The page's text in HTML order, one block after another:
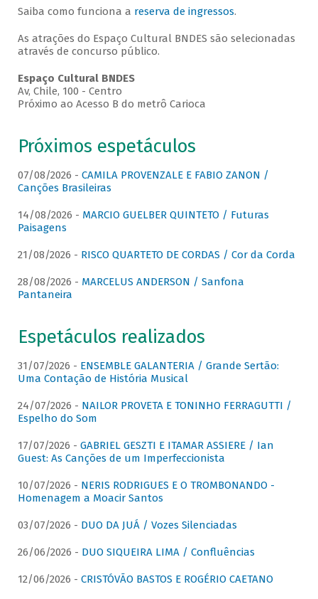
Saiba como funciona a reserva de ingressos.
As atrações do Espaço Cultural BNDES são selecionadas
através de concurso público.
Espaço Cultural BNDES
Av, Chile, 100 - Centro
Próximo ao Acesso B do metrô Carioca
Próximos espetáculos
07/08/2026 - CAMILA PROVENZALE E FABIO ZANON /
Canções Brasileiras
14/08/2026 - MARCIO GUELBER QUINTETO / Futuras
Paisagens
21/08/2026 - RISCO QUARTETO DE CORDAS / Cor da Corda
28/08/2026 - MARCELUS ANDERSON / Sanfona
Pantaneira
Espetáculos realizados
31/07/2026 - ENSEMBLE GALANTERIA / Grande Sertão:
Uma Contação de História Musical
24/07/2026 - NAILOR PROVETA E TONINHO FERRAGUTTI /
Espelho do Som
17/07/2026 - GABRIEL GESZTI E ITAMAR ASSIERE / Ian
Guest: As Canções de um Imperfeccionista
10/07/2026 - NERIS RODRIGUES E O TROMBONANDO -
Homenagem a Moacir Santos
03/07/2026 - DUO DA JUÁ / Vozes Silenciadas
26/06/2026 - DUO SIQUEIRA LIMA / Confluências
12/06/2026 - CRISTÓVÃO BASTOS E ROGÉRIO CAETANO